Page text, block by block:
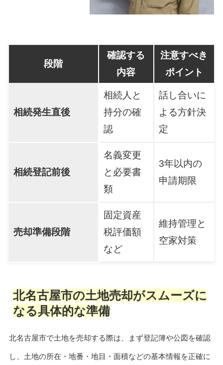
段階
確認する
内容
注意すべき
ポイント
相続発生直後
相続人と
持分の確
認
話し合いに
よる方針決
定
相続登記前後
名義変更
と必要書
類
3年以内の
申請期限
売却準備段階
固定資産
税評価額
など
維持管理と
空家対策
北名古屋市の土地売却がスムーズに
なる具体的な準備
北名古屋市で土地を売却する際は、まず登記簿や公図を確認
し、土地の所在・地番・地目・面積などの基本情報を正確に